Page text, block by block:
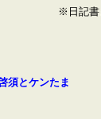
※日記書
須とケンたま